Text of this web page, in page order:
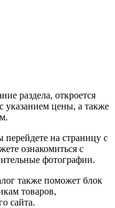
раздела, откроется
указанием цены, а также
на страницу с
ознакомиться с
фотографии.
также поможет блок
товаров,
сайта.